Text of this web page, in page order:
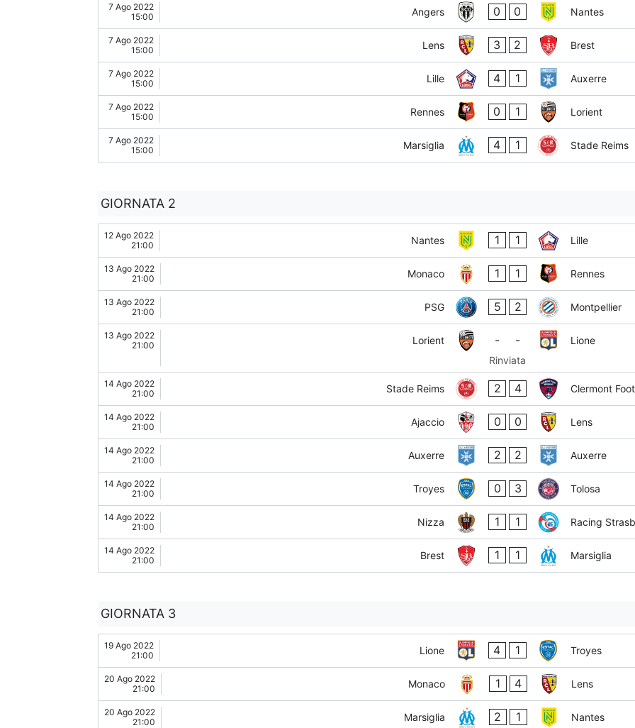
7 Ago 2022
15:00
Angers 0 0 Nantes
7 Ago 2022
15:00
Lens 3 2 Brest
7 Ago 2022
15:00
Lille 4 1 Auxerre
7 Ago 2022
15:00
Rennes 0 1 Lorient
7 Ago 2022
15:00
Marsiglia 4 1 Stade Reims
GIORNATA 2
12 Ago 2022
21:00
Nantes 1 1 Lille
13 Ago 2022
21:00
Monaco 1 1 Rennes
13 Ago 2022
21:00
PSG 5 2 Montpellier
13 Ago 2022
21:00
Lorient - -
Lione
Rinviata
14 Ago 2022
21:00
Stade Reims 2 4 Clermont Foot
14 Ago 2022
21:00
Ajaccio 0 0 Lens
14 Ago 2022
21:00
Auxerre 2 2 Auxerre
14 Ago 2022
21:00
Troyes 0 3 Tolosa
14 Ago 2022
21:00
Nizza 1 1 Racing
14 Ago 2022
21:00
Brest 1 1 Marsiglia
GIORNATA 3
19 Ago 2022
21:00
Lione 4 1 Troyes
20 Ago 2022
21:00
Monaco 1 4 Lens
20 Ago 2022
21:00
Marsiglia 2 1 Nantes